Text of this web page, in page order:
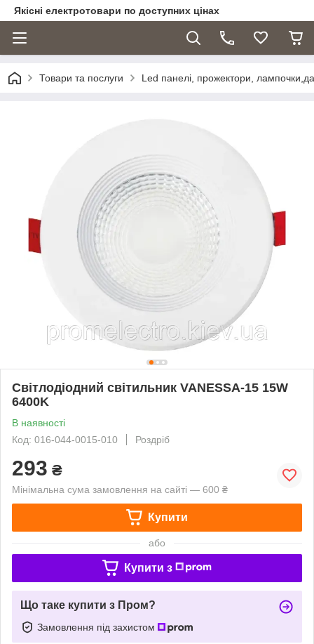
Якісні електротовари по доступних цінах
Товари та послуги Led панелі, прожектори,
Світлодіодний світильник VANESSA-15 15W
6400K
В наявності
Код: 016-044-0015-010
Роздріб
293 ₴
Мінімальна сума замовлення на сайті — 600 ₴
Купити
або
Купити з
Що таке купити з Пром?
Замовлення під захистом